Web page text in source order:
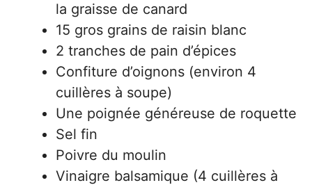
la graisse de canard
15 gros grains de raisin blanc
2 tranches de pain d’épices
Confiture d’oignons (environ 4
cuillères à soupe)
Une poignée généreuse de roquette
Sel fin
Poivre du moulin
Vinaigre balsamique (4 cuillères à